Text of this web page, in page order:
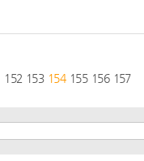
152 153 154 155 156 157